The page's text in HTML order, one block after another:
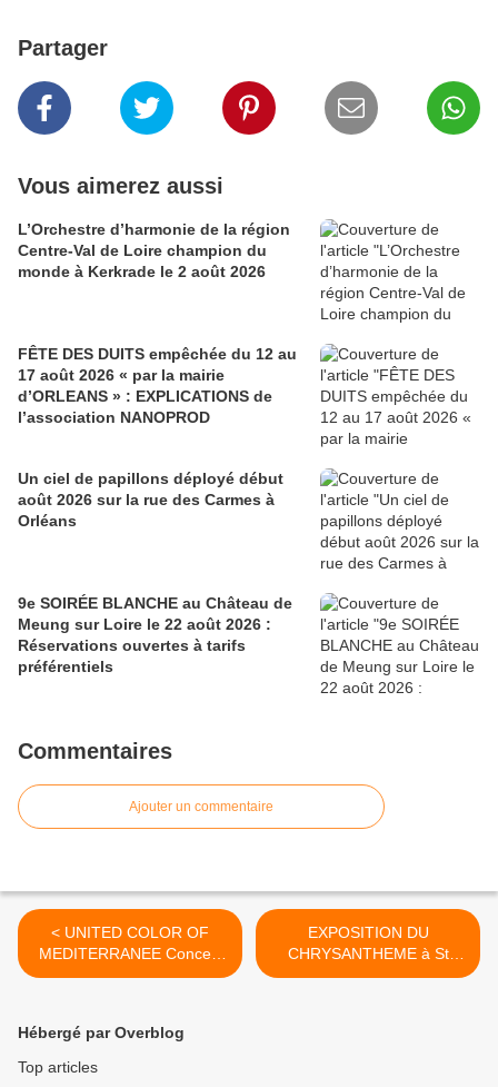
Partager
Vous aimerez aussi
L’Orchestre d’harmonie de la région
Centre-Val de Loire champion du
monde à Kerkrade le 2 août 2026
FÊTE DES DUITS empêchée du 12 au
17 août 2026 « par la mairie
d’ORLEANS » : EXPLICATIONS de
l’association NANOPROD
Un ciel de papillons déployé début
août 2026 sur la rue des Carmes à
Orléans
9e SOIRÉE BLANCHE au Château de
Meung sur Loire le 22 août 2026 :
Réservations ouvertes à tarifs
préférentiels
Commentaires
Ajouter un commentaire
< UNITED COLOR OF
MEDITERRANEE Concert
GRATUIT aux SAMEDIS DU
EXPOSITION DU
CHRYSANTHEME à St
JEAN DE BRAYE Jardin de
Hébergé par Overblog
Top articles